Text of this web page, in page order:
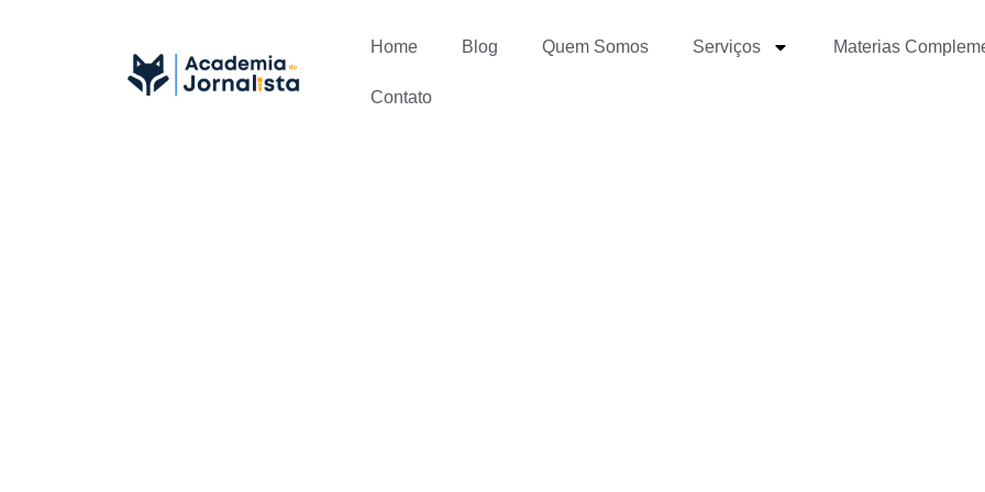
Home Blog Quem Somos Serviços Materias
Contato